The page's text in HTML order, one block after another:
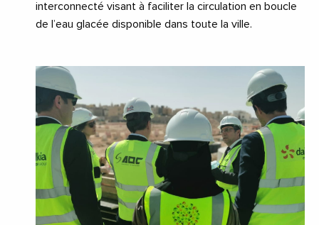
interconnecté visant à faciliter la circulation en boucle
de l’eau glacée disponible dans toute la ville.